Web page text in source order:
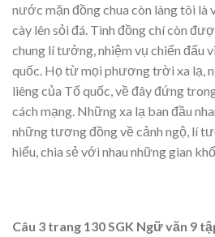
nước mặn đồng chua còn làng tôi là
cày lên sỏi đá. Tình đồng chí còn
chung lí tưởng, nhiệm vụ chiến đấu
quốc. Họ từ mọi phương trời xa lạ,
liêng của Tổ quốc, về đây đứng
cách mạng. Những xa lạ ban đầu
những tương đồng về cảnh ngộ, lí
hiểu, chia sẻ với nhau những gian
Câu 3 trang 130 SGK Ngữ văn 9